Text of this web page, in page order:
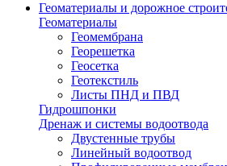
Геоматериалы и дорожное
Геоматериалы
Геомембрана
Георешетка
Геосетка
Геотекстиль
Листы ПНД и ПВД
Гидрошпонки
Дренаж и системы водоотвода
Двустенные трубы
Линейный водоотвод